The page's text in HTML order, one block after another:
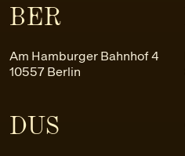
BER
Am Hamburger Bahnhof 4
10557 Berlin
DUS